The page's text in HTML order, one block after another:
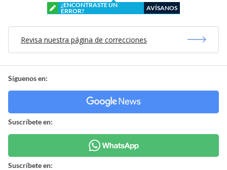
¿ENCONTRASTE UN
ERROR?
AVÍSANOS
Revisa nuestra página de correcciones
Síguenos en:
Suscríbete en:
Suscríbete en: